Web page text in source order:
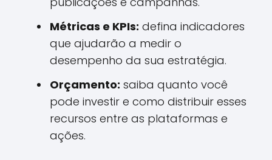
Métricas e KPIs: defina indicadores
que ajudarão a medir o
desempenho da sua estratégia.
Orçamento: saiba quanto você
pode investir e como distribuir esses
recursos entre as plataformas e
ações.